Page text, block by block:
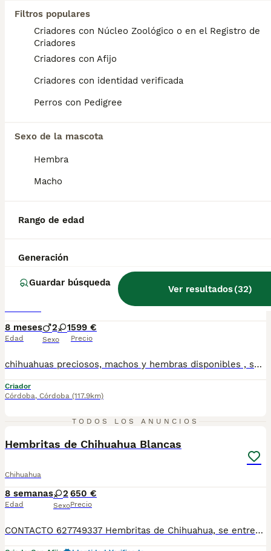
Filtros populares
Criadores con Núcleo Zoológico o en el Registro de
Criadores
Criadores con Afijo
Criadores con identidad verificada
Perros con Pedigree
Sexo de la mascota
Hembra
Macho
Rango de edad
Generación
Guardar búsqueda
Ver resultados(32)
Solo dos machos para reservar de Chihuahua Merle y Merle fantasma se entregan vacunados y desparacitados con contrato de compraventa y certificado de salud .compromiso de Chip( no incluido en el precio) Con chip serían 65 euros más. El envío tampoco está incluido en el precio. precios con IVA incluido
Identidad Verificada
,Córdoba (116.5km)
BOOST
11 semanas 2
Criador
Identidad Verificada
8 meses
Edad
2 1
Sexo
599 €
Precio
chihuahuas preciosos, machos y hembras disponibles , se entregan con todo al dia respecto a documentación y condiciones sanitarias , tanto así que hacemos entregas totalmente personalizadas y sin un euro por adelantado , obtenerse personas no aptas para tener perros , solo personas responsables. hacemos entregas a toda ESPAÑA . mas info 610864702
Criador
Córdoba, Córdoba (117.9km)
TODOS LOS ANUNCIOS
Hembritas de Chihuahua Blancas
Chihuahua
8 semanas
Edad
2
Sexo
650 €
Precio
CONTACTO 627749337 Hembritas de Chihuahua, se entregan vacunados, desparasitados con su cartilla veterinaria. Criador profesional con afijo de la RSCE y FCI Centro de cria autorizado con núcleo zoológico Registro de criador autorizado